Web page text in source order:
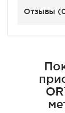
Отзывы (